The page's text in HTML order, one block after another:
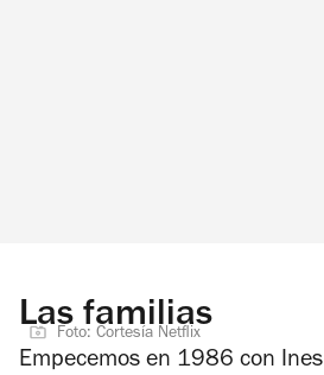
Las familias
Foto: Cortesía Netflix
Empecemos en 1986 con Ines